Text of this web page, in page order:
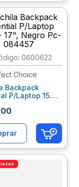
: 0600622
Choice
Backpack
P/Laptop 15.6"
00